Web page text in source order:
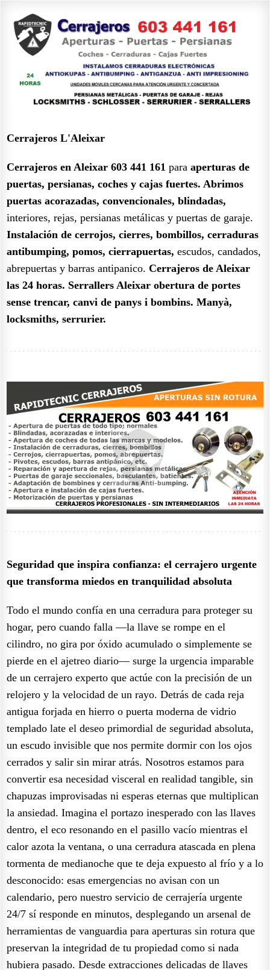
Cerrajeros L'Aleixar
Cerrajeros en Aleixar 603 441 161 para aperturas de
puertas, persianas, coches y cajas fuertes. Abrimos
puertas acorazadas, convencionales, blindadas,
interiores, rejas, persianas metálicas y puertas de garaje.
Instalación de cerrojos, cierres, bombillos, cerraduras
antibumping, pomos, cierrapuertas, escudos, candados,
abrepuertas y barras antipanico. Cerrajeros de Aleixar
las 24 horas. Serrallers Aleixar obertura de portes
sense trencar, canvi de panys i bombins. Manyà,
locksmiths, serrurier.
Seguridad que inspira confianza: el cerrajero urgente
que transforma miedos en tranquilidad absoluta
Todo el mundo confía en una cerradura para proteger su
hogar, pero cuando falla —la llave se rompe en el
cilindro, no gira por óxido acumulado o simplemente se
pierde en el ajetreo diario— surge la urgencia imparable
de un cerrajero experto que actúe con la precisión de un
relojero y la velocidad de un rayo. Detrás de cada reja
antigua forjada en hierro o puerta moderna de vidrio
templado late el deseo primordial de seguridad absoluta,
un escudo invisible que nos permite dormir con los ojos
cerrados y salir sin mirar atrás. Nosotros estamos para
convertir esa necesidad visceral en realidad tangible, sin
chapuzas improvisadas ni esperas eternas que multiplican
la ansiedad. Imagina el portazo inesperado con las llaves
dentro, el eco resonando en el pasillo vacío mientras el
calor azota la ventana, o una cerradura atascada en plena
tormenta de medianoche que te deja expuesto al frío y a lo
desconocido: esas emergencias no avisan con un
calendario, pero nuestro servicio de cerrajería urgente
24/7 sí responde en minutos, desplegando un arsenal de
herramientas de vanguardia para aperturas sin rotura que
preservan la integridad de tu propiedad como si nada
hubiera pasado. Desde extracciones delicadas de llaves